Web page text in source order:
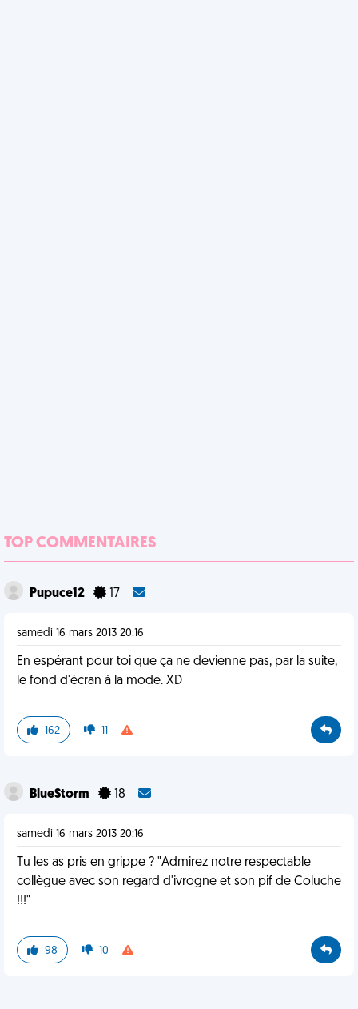
TOP COMMENTAIRES
Pupuce12 17
samedi 16 mars 2013 20:16
En espérant pour toi que ça ne devienne pas, par la suite,
le fond d'écran à la mode. XD
162 11
BlueStorm 18
samedi 16 mars 2013 20:16
Tu les as pris en grippe ? "Admirez notre respectable
collègue avec son regard d'ivrogne et son pif de Coluche
!!!"
98 10